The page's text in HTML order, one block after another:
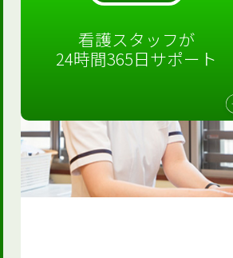
看護スタッフが
24時間365日サポート